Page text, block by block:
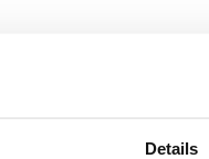
Details